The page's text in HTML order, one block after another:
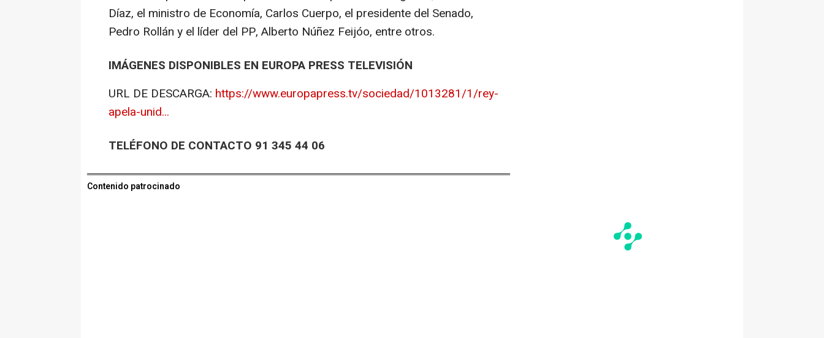
Díaz, el ministro de Economía, Carlos Cuerpo, el presidente del Senado,
Pedro Rollán y el líder del PP, Alberto Núñez Feijóo, entre otros.
IMÁGENES DISPONIBLES EN EUROPA PRESS TELEVISIÓN
URL DE DESCARGA: https://www.europapress.tv/sociedad/1013281/1/rey-
apela-unid...
TELÉFONO DE CONTACTO 91 345 44 06
Contenido patrocinado